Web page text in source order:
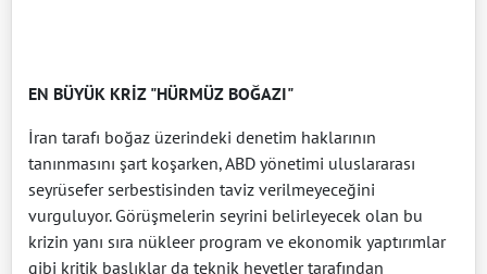
EN BÜYÜK KRİZ "HÜRMÜZ BOĞAZI"
İran tarafı boğaz üzerindeki denetim haklarının
tanınmasını şart koşarken, ABD yönetimi uluslararası
seyrüsefer serbestisinden taviz verilmeyeceğini
vurguluyor. Görüşmelerin seyrini belirleyecek olan bu
krizin yanı sıra nükleer program ve ekonomik yaptırımlar
gibi kritik başlıklar da teknik heyetler tarafından